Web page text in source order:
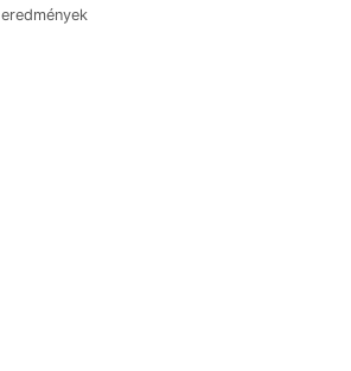
eredmények